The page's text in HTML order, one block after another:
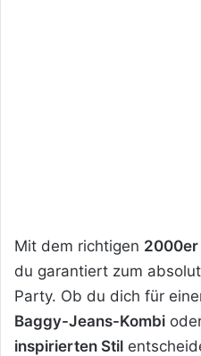
Mit dem richtigen
du garantiert zum
Party. Ob du dich für
Baggy-Jeans-Kombi
inspirierten Stil